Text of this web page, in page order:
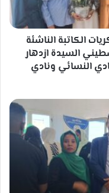
الكاتبة الناشئة
السيدة ازدهار
النسائي ونادي